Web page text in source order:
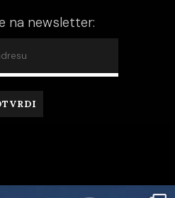
na newsletter: